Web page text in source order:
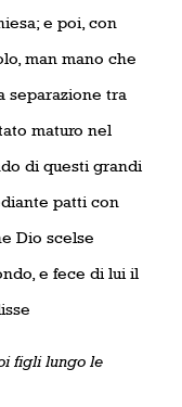
e poi, con
man mano che
separazione tra
maturo nel
di questi grandi
patti con
Dio scelse
e fece di lui il
figli lungo le